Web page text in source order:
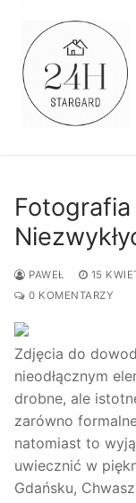
treści
PAWEŁ 15
0 KOMENTARZY
Zdjęcia do
nieodłącznym
drobne, ale
zarówno
natomiast to
uwiecznić w
Gdańsku,